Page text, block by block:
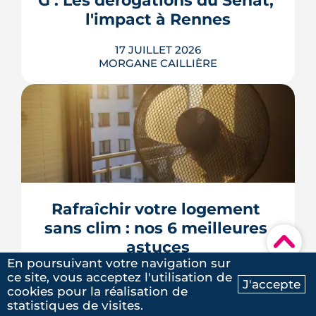
Ma recherche Contactez-nous
▾
LIRE L'ARTICLE
l'impact à Rennes
17 JUILLET 2026
MORGANE CAILLIÈRE
Le 8 juillet 2026, le Sénat a voté cinq
dérogations à l'interdiction de location
des logements classés F et G, dont la
possibilité de louer en signant un
doit encore être adopté par l'Assemblée
nationale, qui l'examinera à la rentrée. À
Rennes Mét...
LIRE L'ARTICLE
Rafraîchir votre logement
sans clim : nos 6 meilleures
astuces
13 JUILLET 2026
MORGANE CAILLIÈRE
En poursuivant votre navigation sur
ce site, vous acceptez l'utilisation de
cookies pour la réalisation de
statistiques de visites.
J'accepte